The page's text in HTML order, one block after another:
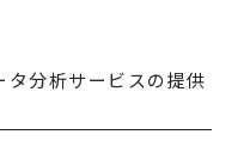
タ分析サービスの提供